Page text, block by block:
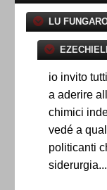
LU
io invito
a aderire
chimici
vedé a
politicanti
siderurgia...